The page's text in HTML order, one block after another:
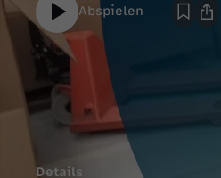
Abspielen
Details